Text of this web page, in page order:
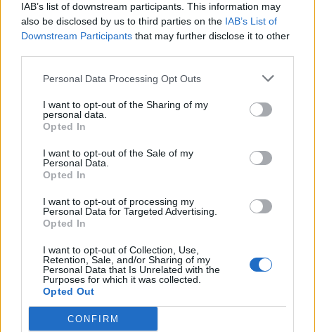
IAB’s list of downstream participants. This information may
also be disclosed by us to third parties on the IAB’s List of
Downstream Participants that may further disclose it to other
Personal Data Processing Opt Outs
I want to opt-out of the Sharing of my
personal data.
Opted In
I want to opt-out of the Sale of my
Personal Data.
Opted In
I want to opt-out of processing my
Personal Data for Targeted Advertising.
Opted In
I want to opt-out of Collection, Use,
Retention, Sale, and/or Sharing of my
Personal Data that Is Unrelated with the
Purposes for which it was collected.
Opted Out
CONFIRM
Afficher la carte